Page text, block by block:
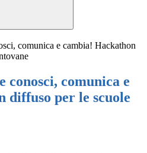
comunica e cambia! Hackathon
conosci, comunica e
diffuso per le scuole